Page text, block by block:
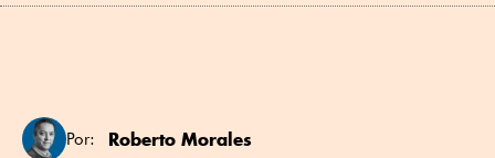
Por: Roberto Morales